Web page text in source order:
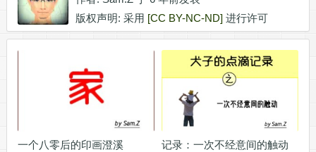
版权声明: 采用 [CC BY-NC-ND] 进行许可
一个八零后的印画澄溪 记录：一次不经意间的触动